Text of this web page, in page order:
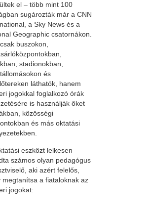
el – több mint 100
sugározták már a CNN
a Sky News és a
Geographic csatornákon.
buszokon,
stadionokban,
és
láthatók, hanem
jogokkal foglalkozó órák
is használják őket
közösségi
és más oktatási
eszközt lelkesen
számos olyan pedagógus
aki azért felelős,
megtanítsa a fiataloknak az
jogokat: